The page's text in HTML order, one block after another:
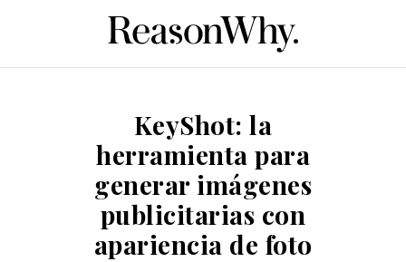
KeyShot: la
herramienta para
generar imágenes
publicitarias con
apariencia de foto